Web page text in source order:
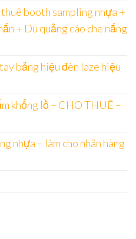
booth sampling nhựa +
+ Dù quảng cáo che nắng
bảng hiệu đèn laze hiệu
khổng lồ – CHO THUÊ –
nhựa – làm cho nhãn hàng